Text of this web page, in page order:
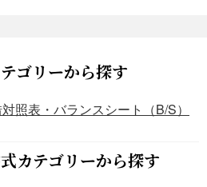
損益計算書の作成が義務付け
として保存管理する場合は、
存要件にもご確認ください。
ステークホルダー）に対し、損
の健全性を示す場合に利用し
ト構造を可視化するために利
ゴリーから探す
照表・バランスシート（B/S）
カテゴリーから探す